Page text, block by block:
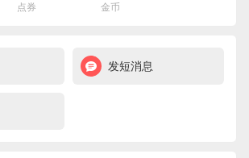
点券 金币
发短消息